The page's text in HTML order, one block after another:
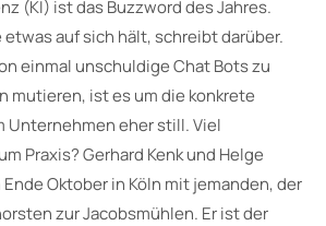
(KI) ist das Buzzword des Jahres.
etwas auf sich hält, schreibt darüber.
einmal unschuldige Chat Bots zu
mutieren, ist es um die konkrete
Unternehmen eher still. Viel
Praxis? Gerhard Kenk und Helge
Oktober in Köln mit jemanden, der
zur Jacobsmühlen. Er ist der